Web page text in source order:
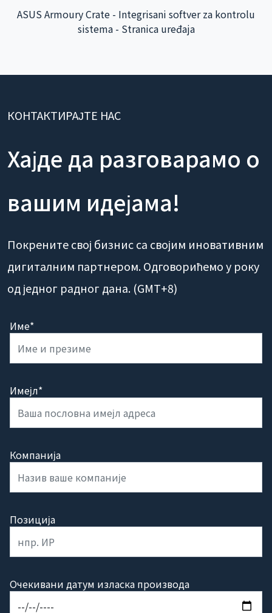
Интерактивна апликација за међународни
аеродром Таојуан - Интеграција система позадине
КОНТАКТИРАЈТЕ НАС
Хајде да разговарамо о
вашим идејама!
Покрените свој бизнис са својим иновативним
дигиталним партнером. Одговорићемо у року
од једног радног дана. (GMT+8)
Име*
Имејл*
Компанија
Позиција
Очекивани датум изласка производа